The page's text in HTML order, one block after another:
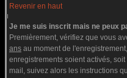
Revenir en haut
Je me suis inscrit mais ne peux
Premièrement, vérifiez que vous
ans au moment de
enregistrements soient activés,
mail, suivez alors les instructions